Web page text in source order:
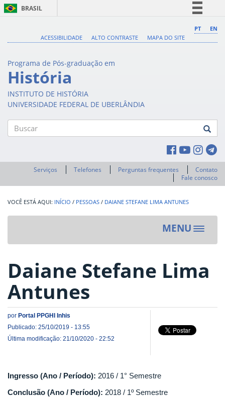
BRASIL
Comunica BR
PT
EN
ACESSIBILIDADE
ALTO CONTRASTE MAPA DO SITE
Programa de Pós-graduação em
História
INSTITUTO DE HISTÓRIA
UNIVERSIDADE FEDERAL DE UBERLÂNDIA
Serviços Telefones Perguntas frequentes
Contato
Fale conosco
INÍCIO / PESSOAS / DAIANE STEFANE LIMA ANTUNES
MENU
Toggle
Daiane Stefane Lima
Antunes
por Portal PPGHI Inhis
Publicado: 25/10/2019 - 13:55
Última modificação: 21/10/2020 - 22:52
Ingresso (Ano / Período): 2016 / 1° Semestre
Conclusão (Ano / Período): 2018 / 1º Semestre